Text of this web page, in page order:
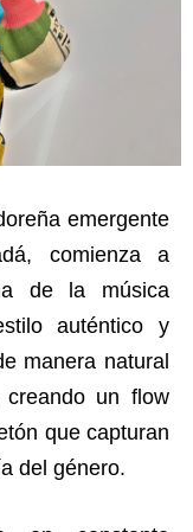
emergente
comienza a
de la música
auténtico y
manera natural
un flow
que capturan
del género.